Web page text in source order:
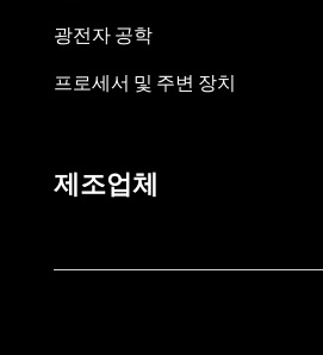
광전자 공학
프로세서 및 주변 장치
제조업체